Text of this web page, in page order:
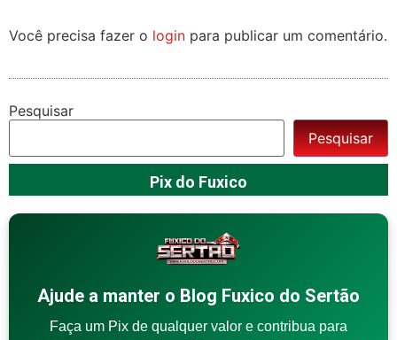
Você precisa fazer o login para publicar um comentário.
Pesquisar
Pesquisar
Pix do Fuxico
Ajude a manter o Blog Fuxico do Sertão
Faça um Pix de qualquer valor e contribua para